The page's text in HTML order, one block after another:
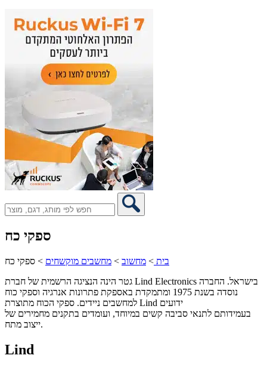
ספקי כח
בית > מחשוב > מחשבים מוקשחים > ספקי כח
גטר הינה הנציגה הרשמית של חברת Lind Electronics בישראל. החברה
נוסדה בשנת 1975 ומתמקדת באספקת פתרונות אנרגיה וספקי כוח
למחשבים ניידים. ספקי הכוח מתוצרת Lind ידועים
בעמידותם לתנאי סביבה קשים במיוחד, ועומדים בתקנים מחמירים של
ייצוב מתח.
Lind